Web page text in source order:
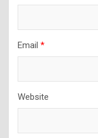
Email *
Website